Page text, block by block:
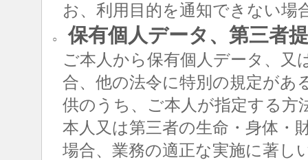
お、利用目的を通知できない場
○ 保有個人データ、第三者
ご本人から保有個人データ、又
合、他の法令に特別の規定があ
供のうち、ご本人が指定する方
本人又は第三者の生命・身体・
場合、業務の適正な実施に著し